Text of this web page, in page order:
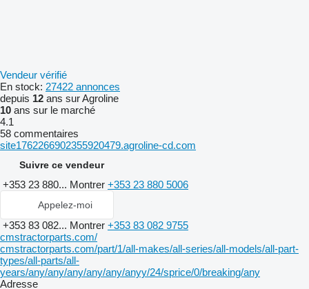
Vendeur vérifié
En stock: 27422 annonces
depuis 12 ans sur Agroline
10 ans sur le marché
4.1
58 commentaires
site1762266902355920479.agroline-cd.com
Suivre ce vendeur
+353 23 880... Montrer +353 23 880 5006
Appelez-moi
+353 83 082... Montrer +353 83 082 9755
cmstractorparts.com/
cmstractorparts.com/part/1/all-makes/all-series/all-models/all-part-
types/all-parts/all-
years/any/any/any/any/any/anyy/24/sprice/0/breaking/any
Adresse